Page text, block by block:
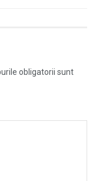
obligatorii sunt